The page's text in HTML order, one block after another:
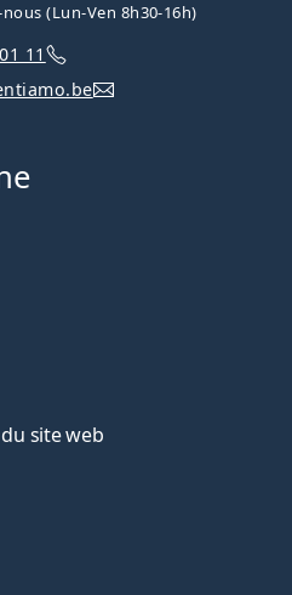
(Lun-Ven 8h30-16h)
11
site web